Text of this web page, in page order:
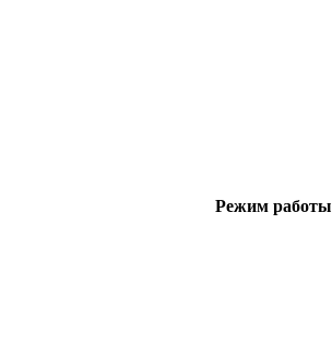
Режим работы